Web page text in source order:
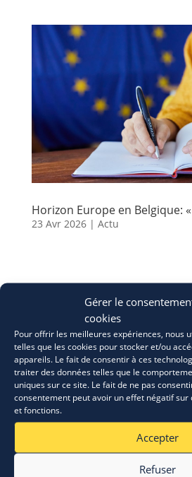
Gérer le
cookies
Pour offrir les meilleures expériences, nous
telles que les cookies pour stocker et/ou
appareils. Le fait de consentir à ces
traiter des données telles que le
uniques sur ce site. Le fait de ne pas
consentement peut avoir un effet négatif
et fonctions.
Accepter
Refuser
Horizon Europe en Belgique:
23 Avr 2026| Actu